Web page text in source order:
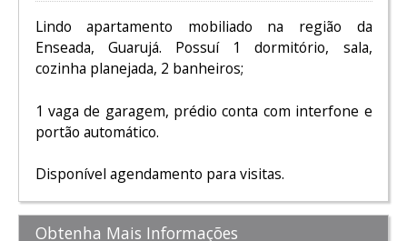
Lindo apartamento mobiliado na região da
Enseada, Guarujá. Possuí 1 dormitório, sala,
cozinha planejada, 2 banheiros;
1 vaga de garagem, prédio conta com interfone e
portão automático.
Disponível agendamento para visitas.
Obtenha Mais Informações